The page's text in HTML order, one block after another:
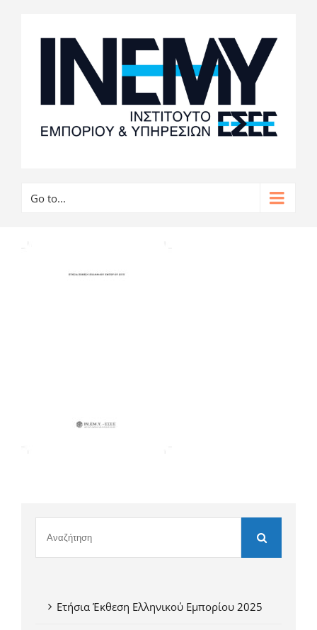
Go to...
Ετήσια Έκθεση Ελληνικού Εμπορίου 2025